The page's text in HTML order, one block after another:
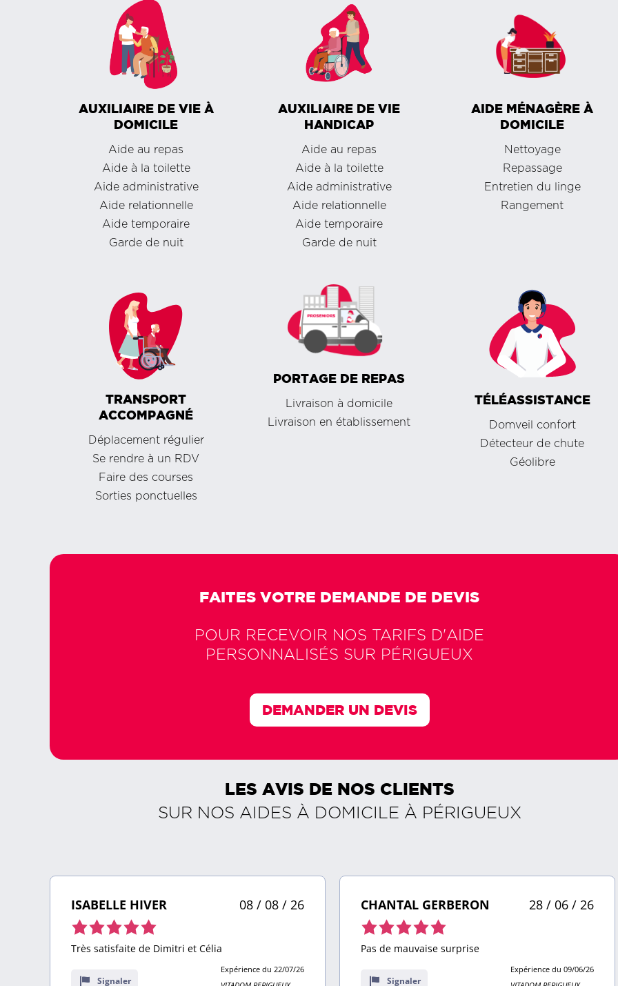
AUXILIAIRE DE VIE À
DOMICILE
Aide au repas
Aide à la toilette
Aide administrative
Aide relationnelle
Aide temporaire
Garde de nuit
AUXILIAIRE DE VIE
HANDICAP
Aide au repas
Aide à la toilette
Aide administrative
Aide relationnelle
Aide temporaire
Garde de nuit
AIDE MÉNAGÈRE À
DOMICILE
Nettoyage
Repassage
Entretien du linge
Rangement
TRANSPORT
ACCOMPAGNÉ
Déplacement régulier
Se rendre à un RDV
Faire des courses
Sorties ponctuelles
PORTAGE DE REPAS
Livraison à domicile
Livraison en établissement
TÉLÉASSISTANCE
Domveil confort
Détecteur de chute
Géolibre
FAITES VOTRE DEMANDE DE DEVIS
POUR RECEVOIR NOS TARIFS D'AIDE
PERSONNALISÉS SUR PÉRIGUEUX
DEMANDER UN DEVIS
LES AVIS DE NOS CLIENTS
SUR NOS AIDES À DOMICILE À PÉRIGUEUX
ISABELLE HIVER 08 / 08 / 26
Note
sur
Très satisfaite de Dimitri et Célia
Signaler
Expérience du 22/07/26
CHANTAL GERBERON 28 / 06 / 26
Note
sur
Pas de mauvaise surprise
Signaler
Expérience du 09/06/26